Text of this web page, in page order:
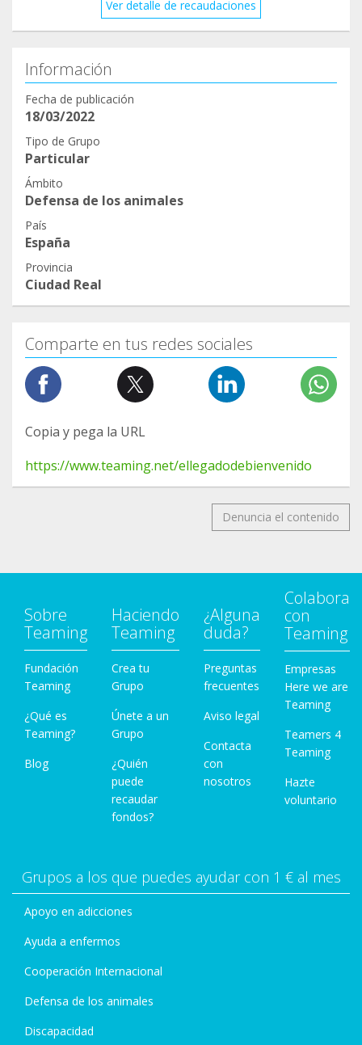
Ver detalle de recaudaciones
Información
Fecha de publicación
18/03/2022
Tipo de Grupo
Particular
Ámbito
Defensa de los animales
País
España
Provincia
Ciudad Real
Comparte en tus redes sociales
Copia y pega la URL
https://www.teaming.net/ellegadodebienvenido
Denuncia el contenido
Sobre
Teaming
Fundación
Teaming
¿Qué es
Teaming?
Blog
Haciendo
Teaming
Crea tu
Grupo
Únete a un
Grupo
¿Quién
puede
recaudar
fondos?
¿Alguna
duda?
Preguntas
frecuentes
Aviso legal
Contacta
con
nosotros
Colabora
con
Teaming
Empresas
Here we are
Teaming
Teamers 4
Teaming
Hazte
voluntario
Grupos a los que puedes ayudar con 1 € al mes
Apoyo en adicciones
Ayuda a enfermos
Cooperación Internacional
Defensa de los animales
Discapacidad